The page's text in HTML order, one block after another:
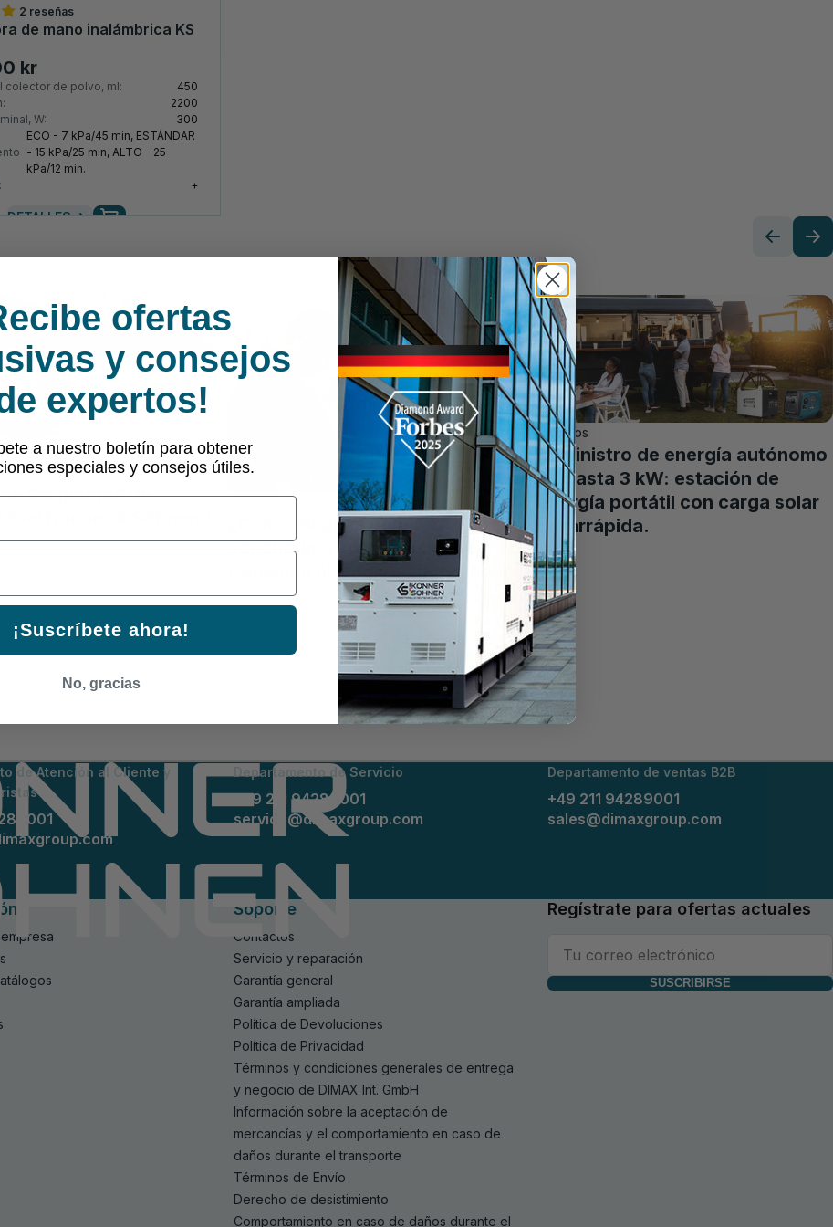
2 reseñas
de mano inalámbrica KS
kr
colector de polvo, ml:
450
2200
W:
300
ECO - 7 kPa/45 min, ESTÁNDAR
- 15 kPa/25 min, ALTO - 25
kPa/12 min.
+
DETALLES
las plantas de
Könner & Söhnen®
Artículos
¿Cómo elegir el generador
adecuado a sus necesidades?
Consejos al elegir un generador.
Artículos
Suministro de energía autónomo
de hasta 3 kW: estación de
energía portátil con carga solar
ultrarrápida.
de Atención al Cliente y
Departamento de Servicio
+49 211 94289001
service@dimaxgroup.com
Departamento de ventas B2B
+49 211 94289001
sales@dimaxgroup.com
Soporte
Contactos
Servicio y reparación
Garantía general
Garantía ampliada
Política de Devoluciones
Política de Privacidad
Términos y condiciones generales de entrega
y negocio de DIMAX Int. GmbH
Información sobre la aceptación de
mercancías y el comportamiento en caso de
daños durante el transporte
Términos de Envío
Derecho de desistimiento
Comportamiento en caso de daños durante el
Regístrate para ofertas actuales
SUSCRIBIRSE
ofertas
y consejos
expertos!
a nuestro boletín para obtener
especiales y consejos útiles.
¡Suscríbete ahora!
No, gracias